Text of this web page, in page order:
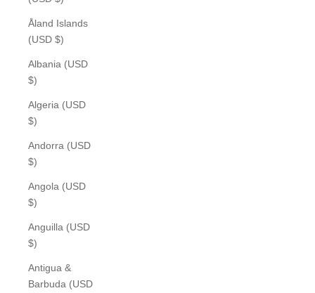
Åland Islands
(USD $)
Albania (USD
$)
Algeria (USD
$)
Andorra (USD
$)
Angola (USD
$)
Anguilla (USD
$)
Antigua &
Barbuda (USD